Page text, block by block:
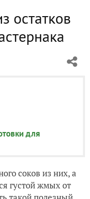
остатков
для
соков из них, а
густой жмых от